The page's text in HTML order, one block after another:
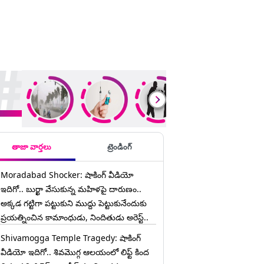
తాజా వార్తలు ట్రెండింగ్
Moradabad Shocker: షాకింగ్ వీడియో
ఇదిగో.. బుర్ఖా వేసుకున్న మహిళపై దారుణం..
అక్కడ గట్టిగా పట్టుకుని ముద్దు పెట్టుకునేందుకు
ప్రయత్నించిన కామాంధుడు, నిందితుడు అరెస్ట్..
Shivamogga Temple Tragedy: షాకింగ్
వీడియో ఇదిగో.. శివమొగ్గ ఆలయంలో లిఫ్ట్ కింద